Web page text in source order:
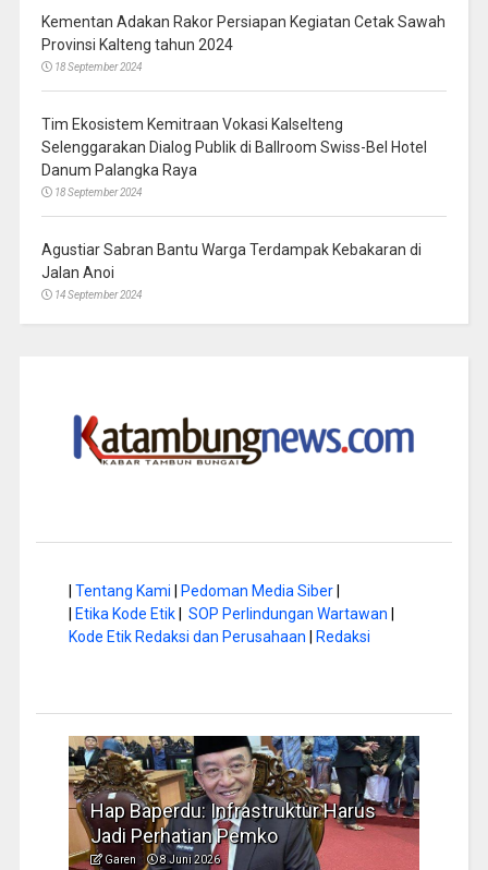
Kementan Adakan Rakor Persiapan Kegiatan Cetak Sawah
Provinsi Kalteng tahun 2024
18 September 2024
Tim Ekosistem Kemitraan Vokasi Kalselteng
Selenggarakan Dialog Publik di Ballroom Swiss-Bel Hotel
Danum Palangka Raya
18 September 2024
Agustiar Sabran Bantu Warga Terdampak Kebakaran di
Jalan Anoi
14 September 2024
Tentang Kami Pedoman Media Siber|
Etika Kode Etik| SOP Perlindungan Wartawan
Kode Etik Redaksi dan Perusahaan
Redaksi
Hap Baperdu: Infrastruktur Harus
Jadi Perhatian Pemko
Garen 8 Juni 2026